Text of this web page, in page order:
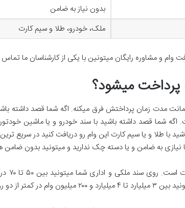
بدون نیاز به ضامن
ملک، خودرو، طلا و سیم کارت
وام و مشاوره رایگان میتونین با یکی از کارشناسان ما تماس
پرداخت میشود؟
مدت زمان پرداختش فرق میکنه. اگه شما قصد داشته
شما قصد داشته باشید با سند خودرو و یا ماشین
با طلا و یا سیم کارت این وام رو دریافت کنید در سریع
نیازی به ضامن و یا دسته چک ندارید و میتونید بدون ضامن